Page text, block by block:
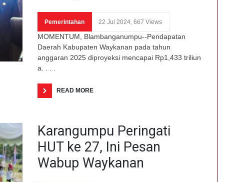
Pemerintahan 22 Jul 2024, 667 Views
MOMENTUM, Blambanganumpu--Pendapatan
Daerah Kabupaten Waykanan pada tahun
anggaran 2025 diproyeksi mencapai Rp1,433 triliun
a. . . .
READ MORE
Karangumpu Peringati
HUT ke 27, Ini Pesan
Wabup Waykanan